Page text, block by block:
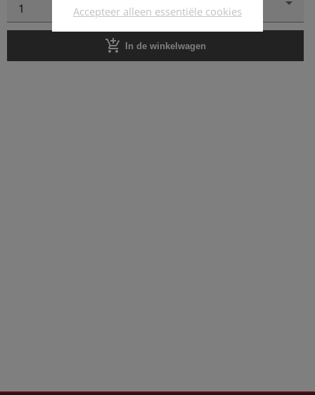
Accepteer alleen essentiële cookies
1
add_shopping_cart In de winkelwagen